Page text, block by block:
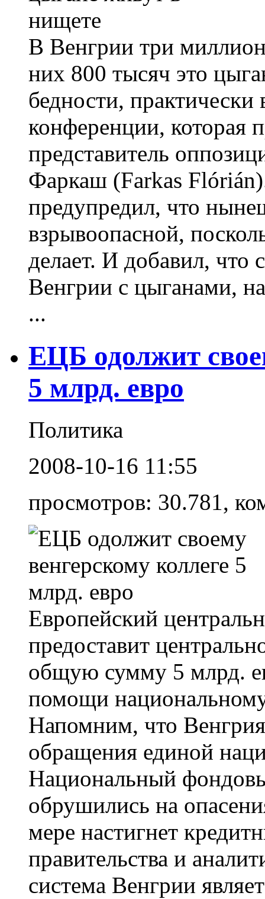
В Венгрии три
них 800 тысяч это
бедности, практически
конференции, которая
представитель
Фаркаш (Farkas
предупредил, что
взрывоопасной,
делает. И добавил, что
Венгрии с цыганами,
...
ЕЦБ одолжит
5 млрд. евро
Политика
2008-10-16 11:55
просмотров: 30.781,
Европейский
предоставит
общую сумму 5 млрд.
помощи
Напомним, что Венгрия
обращения единой
Национальный
обрушились на
мере настигнет
правительства и
система Венгрии